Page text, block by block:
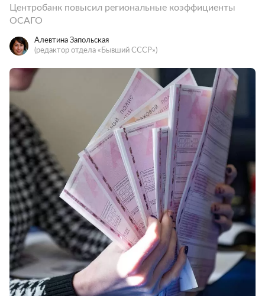
Центробанк повысил региональные коэффициенты
ОСАГО
Алевтина Запольская
(редактор отдела «Бывший СССР»)